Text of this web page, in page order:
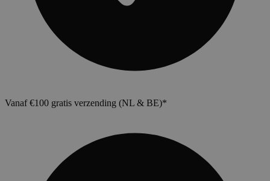
Vanaf €100 gratis verzending (NL & BE)*